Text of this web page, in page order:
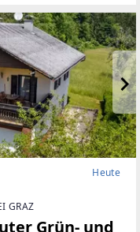
Heute
GRAZ
Grün- und